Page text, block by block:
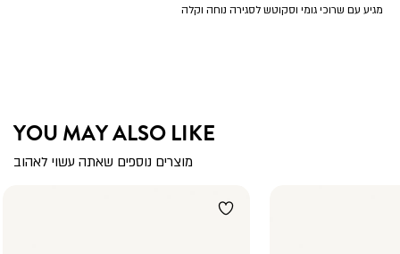
מגיע עם שרוכי גומי וסקוטש לסגירה נוחה וקלה
YOU MAY ALSO LIKE
מוצרים נוספים שאתה עשוי לאהוב